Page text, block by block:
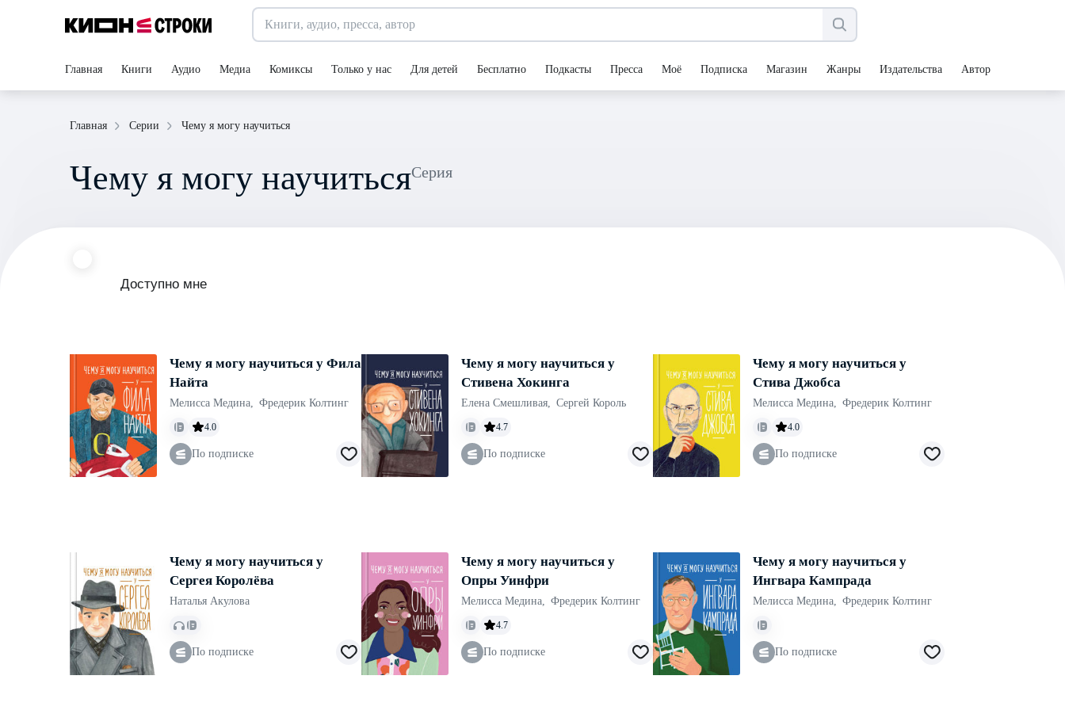
Главная Книги Аудио Медиа Комиксы Только у нас Для детей Бесплатно Подкасты Пресса Моё Подписка Магазин Жанры Издательства Авторы
Главная Серии Чему я могу научиться
Чему я могу научиться Серия
Доступно мне
Чему я могу научиться у Фила
Найта
Мелисса Медина, Фредерик Колтинг
4.0
По подписке
Чему я могу научиться у
Стивена Хокинга
Елена Смешливая, Сергей Король
4.7
По подписке
Чему я могу научиться у
Стива Джобса
Мелисса Медина, Фредерик Колтинг
4.0
По подписке
Чему я могу научиться у
Сергея Королёва
Наталья Акулова
По подписке
Чему я могу научиться у
Опры Уинфри
Мелисса Медина, Фредерик Колтинг
4.7
По подписке
Чему я могу научиться у
Ингвара Кампрада
Мелисса Медина, Фредерик Колтинг
По подписке